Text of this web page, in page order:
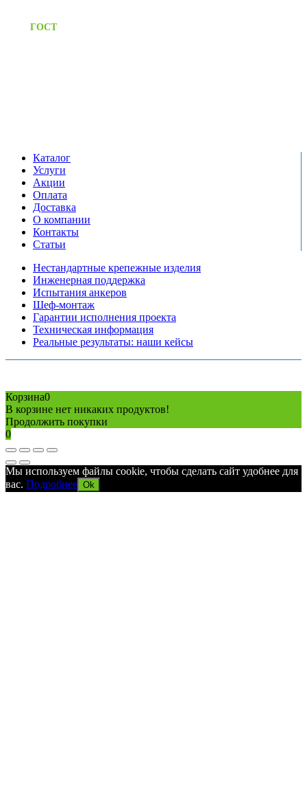
ГОСТПредоставляем паспорт
Каталог
Услуги
Акции
Оплата
Доставка
О компании
Контакты
Статьи
Нестандартные крепежные изделия
Инженерная поддержка
Испытания анкеров
Шеф-монтаж
Гарантии исполнения проекта
Техническая информация
Реальные результаты: наши кейсы
Корзина0
В корзине нет никаких продуктов!
Продолжить покупки
0
Мы используем файлы cookie, чтобы сделать сайт удобнее для
вас. Подробнее Ok